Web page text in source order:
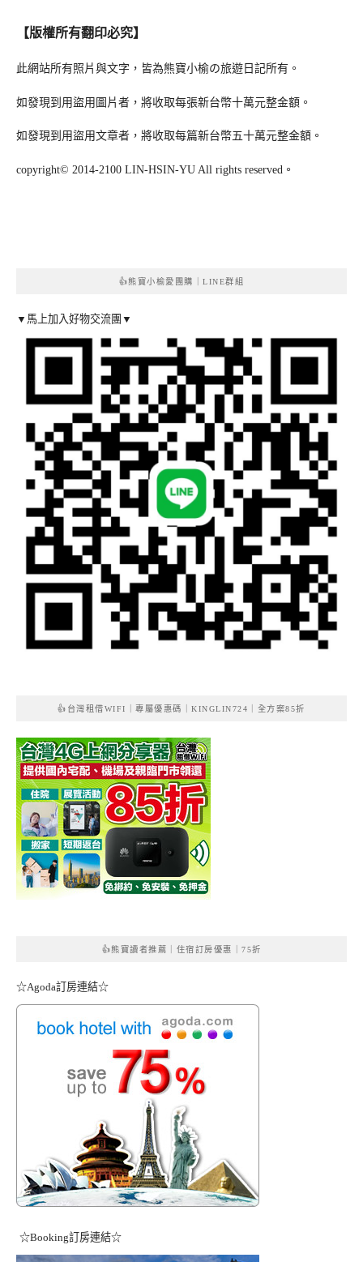
【版權所有翻印必究】
此網站所有照片與文字，皆為熊寶小榆の旅遊日記所有。
如發現到用盜用圖片者，將收取每張新台幣十萬元整金額。
如發現到用盜用文章者，將收取每篇新台幣五十萬元整金額。
copyright© 2014-2100 LIN-HSIN-YU All rights reserved。
👍熊寶小榆愛團購｜LINE群組
▼馬上加入好物交流團▼
👍台灣租借WIFI｜專屬優惠碼｜KINGLIN724｜全方案85折
👍熊寶讀者推薦｜住宿訂房優惠｜75折
☆Agoda訂房連結☆
☆Booking訂房連結☆